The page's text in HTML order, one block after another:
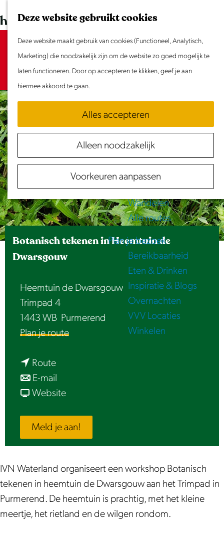
Deze website gebruikt cookies
Deze website maakt gebruik van cookies (Functioneel, Analytisch,
Marketing) die noodzakelijk zijn om de website zo goed mogelijk te
laten functioneren. Door op accepteren te klikken, geef je aan
hiermee akkoord te gaan.
Alles accepteren
Alleen noodzakelijk
Voorkeuren aanpassen
G
a
r
d
e
h
o
m
e
p
a
g
e
K
a
r
t
Z
e
k
e
n
e
n
u
Evenement aanmelden
Doen & Beleven
Zomer in Laag Holland
Met kinderen
Samen eropuit
Rust & Stilte
Activiteiten
Routes
Fietsen
Varen
Wandelen
Alle routes
Plan je bezoek
Bereikbaarheid
Eten & Drinken
Inspiratie & Blogs
Overnachten
VVV Locaties
Winkelen
Sorry, deze activiteit is niet meer
beschikbaar. Bekijk hetactuele aanbod
voor de beschikbare opties.
Botanisch tekenen in Heemtuin de
Dwarsgouw
Heemtuin de Dwarsgouw
Trimpad 4
1443 WB Purmerend
Plan je routen
t
a
i
s
c
h
Routen
a
a
B
o
a
n
i
s
E-mail
a
r
B
t
a
n
i
Websitev
n
B
t
a
n
i
Meld je aan!
IVN Waterland organiseert een workshop Botanisch
tekenen in heemtuin de Dwarsgouw aan het Trimpad in
Purmerend. De heemtuin is prachtig, met het kleine
meertje, het rietland en de wilgen rondom.